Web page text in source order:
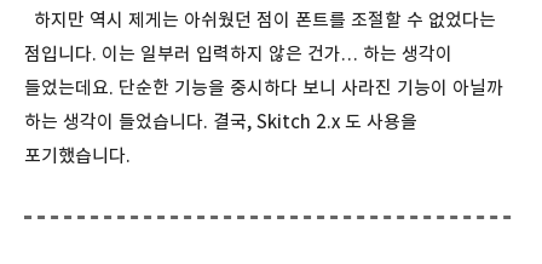
하지만 역시 제게는 아쉬웠던 점이 폰트를 조절할 수 없었다는
점입니다. 이는 일부러 입력하지 않은 건가… 하는 생각이
들었는데요. 단순한 기능을 중시하다 보니 사라진 기능이 아닐까
하는 생각이 들었습니다. 결국, Skitch 2.x 도 사용을
포기했습니다.